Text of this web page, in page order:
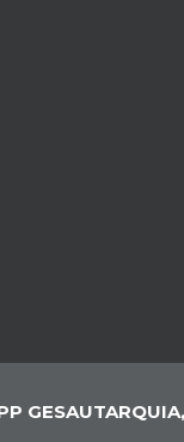
GESAUTARQUIA,